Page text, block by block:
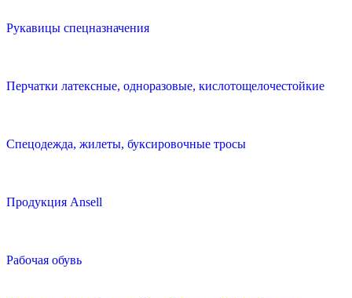
Рукавицы спецназначения
Перчатки латексные, одноразовые, кислотощелочестойкие
Спецодежда, жилеты, буксировочные тросы
Продукция Ansell
Рабочая обувь